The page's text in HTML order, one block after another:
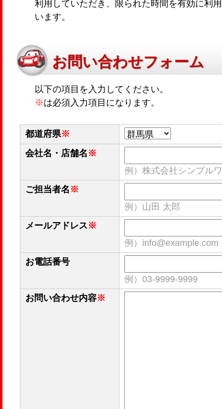
利用していただき、限られた時間を有効に利
います。
お問い合わせフォーム
以下の項目を入力してください。
※は必須入力項目になります。
都道府県※
会社名・店舗名 ※
例）株式会社シンプル
ご担当者名 ※
例）山田 太郎
メールアドレス※
例）info@example.com
お電話番号
例）03-9999-9999
お問い合わせ内容※